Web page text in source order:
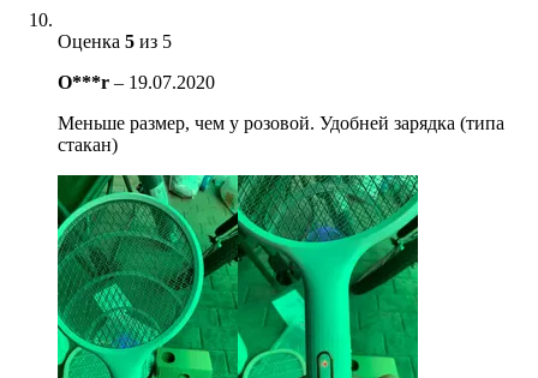
Оценка 5 из 5
O***r – 19.07.2020
Меньше размер, чем у розовой. Удобней зарядка (типа
стакан)